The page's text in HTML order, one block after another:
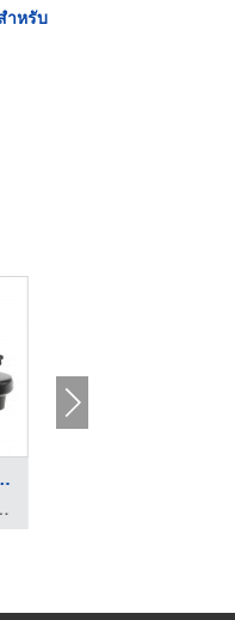
ำหรับ
...
ม ปรีดีทรัพย์